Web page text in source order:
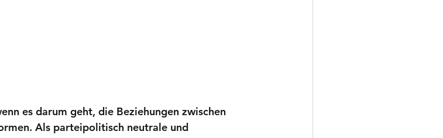
es darum geht, die Beziehungen zwischen
Als parteipolitisch neutrale und